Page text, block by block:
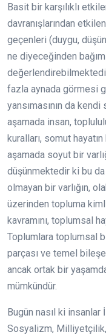
Basit bir karşılıklı
davranışlarından
geçenleri (duygu,
ne diyeceğinden
fazla aynada görmesi
yansımasının da
aşamada insan,
kuralları, somut
aşamada soyut bir
düşünmektedir ki bu
olmayan bir varlığın,
üzerinden topluma
kavramını, toplumsal
Toplumlara toplumsal
parçası ve temel
ancak ortak bir
mümkündür.
Bugün nasıl ki insanlar
Sosyalizm,